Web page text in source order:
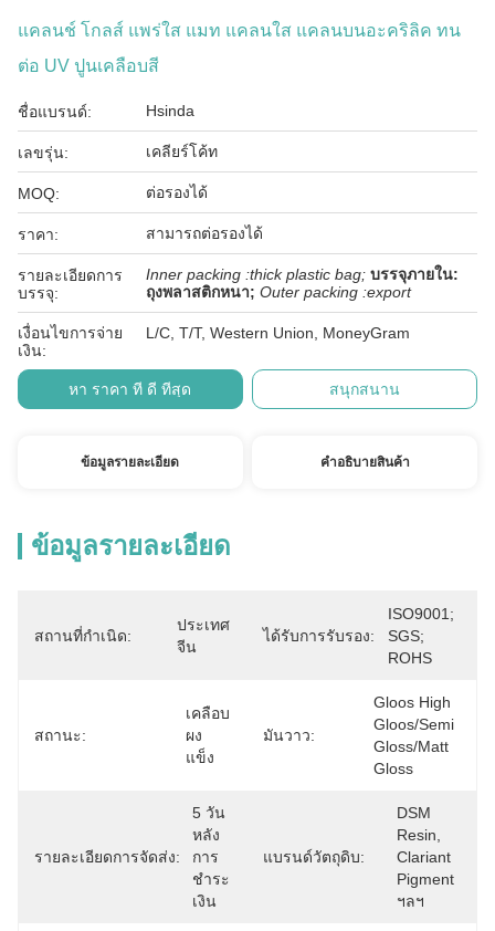
แคลนช์ โกลส์ แพร่ใส แมท แคลนใส แคลนบนอะคริลิค ทน
ต่อ UV ปูนเคลือบสี
ชื่อแบรนด์: Hsinda
เลขรุ่น: เคลียร์โค้ท
MOQ: ต่อรองได้
ราคา: สามารถต่อรองได้
รายละเอียดการ
บรรจุ:
Inner packing :thick plastic bag; บรรจุภายใน:
ถุงพลาสติกหนา; Outer packing :export
เงื่อนไขการจ่าย
เงิน:
L/C, T/T, Western Union, MoneyGram
หา ราคา ที่ ดี ที่สุด สนุกสนาน
ข้อมูลรายละเอียด คําอธิบายสินค้า
ข้อมูลรายละเอียด
สถานที่กำเนิด:
ประเทศ
จีน
ได้รับการรับรอง:
ISO9001;
SGS;
ROHS
สถานะ:
เคลือบ
ผง
แข็ง
มันวาว:
Gloos High
Gloos/Semi
Gloss/Matt
Gloss
รายละเอียดการจัดส่ง:
5 วัน
หลัง
การ
ชำระ
เงิน
แบรนด์วัตถุดิบ:
DSM
Resin,
Clariant
Pigment
ฯลฯ